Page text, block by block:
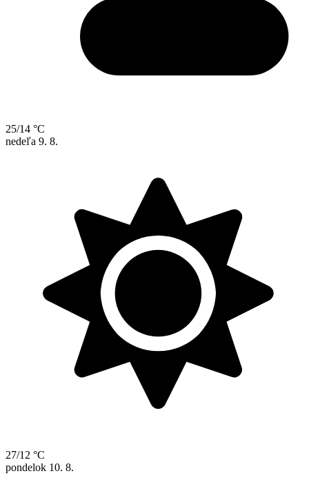
25/14 °C
nedeľa 9. 8.
27/12 °C
pondelok 10. 8.